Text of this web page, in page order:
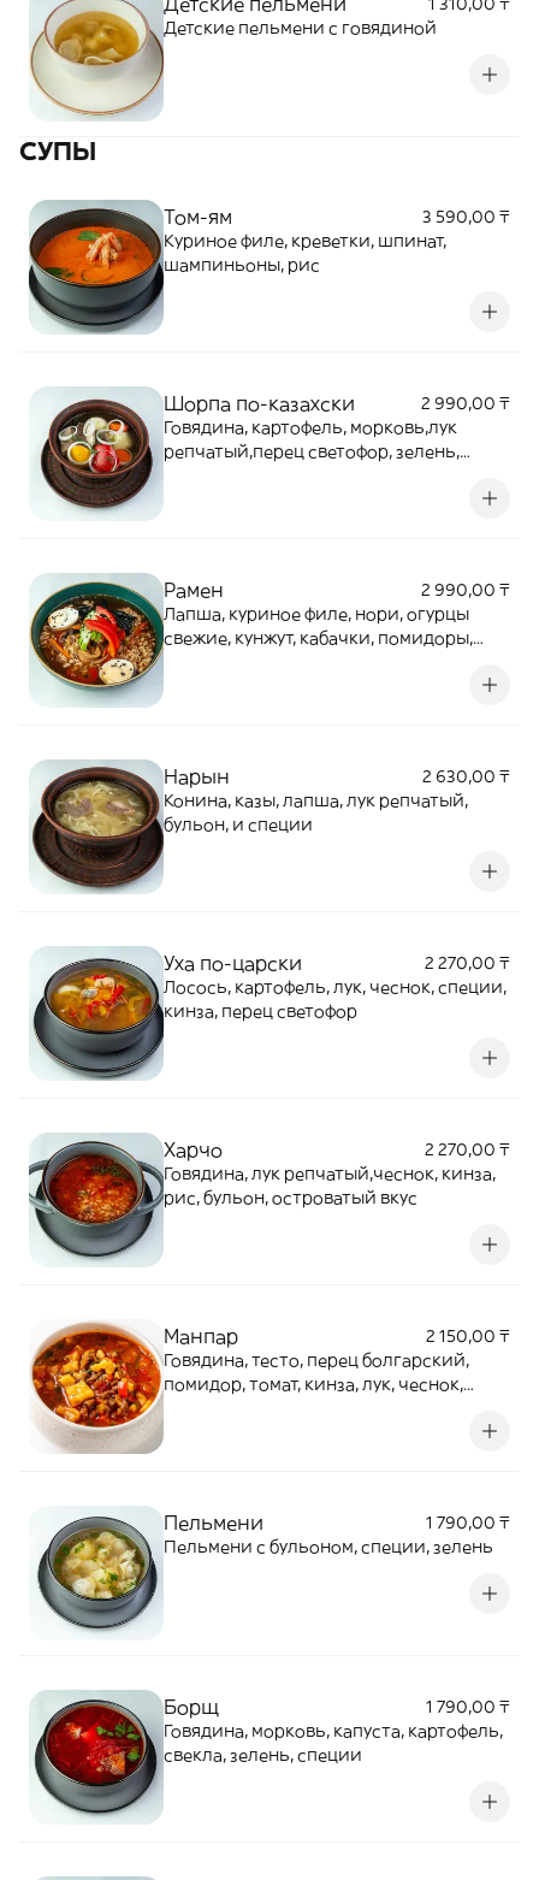
Детские пельмени с говядиной
СУПЫ
Том-ям
3 590,00 ₸
Куриное филе, креветки, шпинат,
шампиньоны, рис
Шорпа по-казахски
2 990,00 ₸
Говядина, картофель, морковь,лук
репчатый,перец светофор, зелень,
Рамен
2 990,00 ₸
Лапша, куриное филе, нори, огурцы
свежие, кунжут, кабачки, помидоры,
Нарын
2 630,00 ₸
Конина, казы, лапша, лук репчатый,
бульон, и специи
Уха по-царски
2 270,00 ₸
Лосось, картофель, лук, чеснок, специи,
кинза, перец светофор
Харчо
2 270,00 ₸
Говядина, лук репчатый,чеснок, кинза,
рис, бульон, островатый вкус
Манпар
2 150,00 ₸
Говядина, тесто, перец болгарский,
помидор, томат, кинза, лук, чеснок,
Пельмени
1 790,00 ₸
Пельмени с бульоном, специи, зелень
Борщ
1 790,00 ₸
Говядина, морковь, капуста, картофель,
свекла, зелень, специи